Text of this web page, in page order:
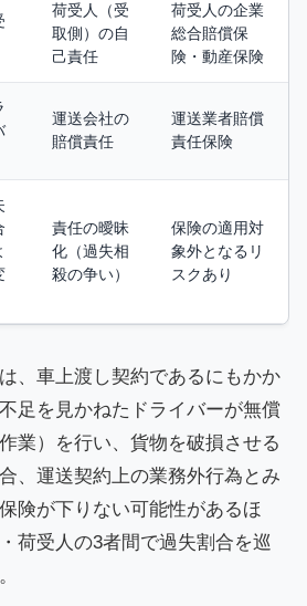
荷受人（受
取側）の自
己責任
荷受人の企業
総合賠償保
険・動産保険
運送会社の
賠償責任
運送業者賠償
責任保険
責任の曖昧
化（過失相
殺の争い）
保険の適用対
象外となるリ
スクあり
、車上渡し契約であるにもかか
足を見かねたドライバーが無償
業）を行い、貨物を破損させる
、運送契約上の業務外行為とみ
険が下りない可能性があるほ
荷受人の3者間で過失割合を巡